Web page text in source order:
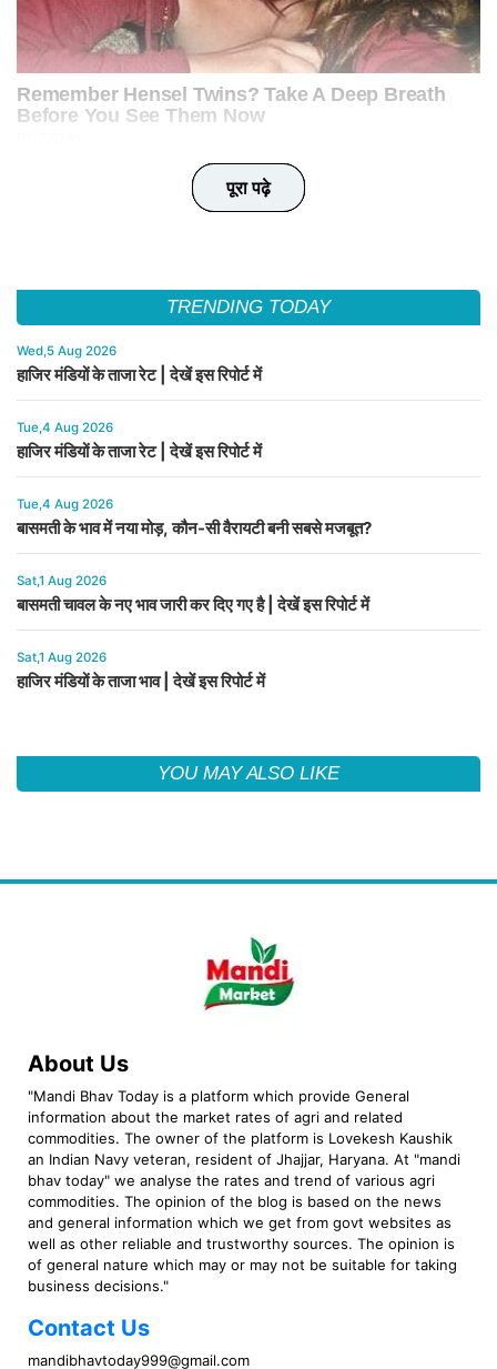
पूरा पढ़े
पूरा पढ़े
पूरा पढ़े
पूरा पढ़े
पूरा पढ़े
TRENDING TODAY
Wed,5 Aug 2026
हाजिर मंडियों के ताजा रेट | देखें इस रिपोर्ट में
Tue,4 Aug 2026
हाजिर मंडियों के ताजा रेट | देखें इस रिपोर्ट में
Tue,4 Aug 2026
बासमती के भाव में नया मोड़, कौन-सी वैरायटी बनी सबसे मजबूत?
Sat,1 Aug 2026
बासमती चावल के नए भाव जारी कर दिए गए है | देखें इस रिपोर्ट में
Sat,1 Aug 2026
हाजिर मंडियों के ताजा भाव | देखें इस रिपोर्ट में
YOU MAY ALSO LIKE
About Us
"Mandi Bhav Today is a platform which provide General
information about the market rates of agri and related
commodities. The owner of the platform is Lovekesh Kaushik
an Indian Navy veteran, resident of Jhajjar, Haryana. At "mandi
bhav today" we analyse the rates and trend of various agri
commodities. The opinion of the blog is based on the news
and general information which we get from govt websites as
well as other reliable and trustworthy sources. The opinion is
of general nature which may or may not be suitable for taking
business decisions."
Contact Us
mandibhavtoday999@gmail.com